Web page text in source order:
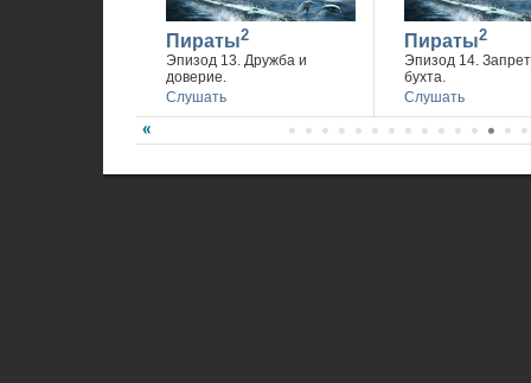
Пираты2
Эпизод 13. Дружба и
доверие.
Слушать
Пираты2
Эпизод 14.
бухта.
Слушать